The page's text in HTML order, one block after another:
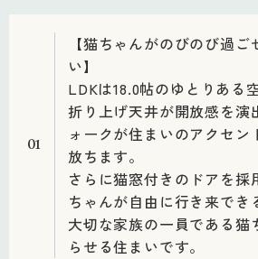
01
【猫ちゃんがのびのび過
い】
LDKは18.0帖のゆとりある空
折り上げ天井が開放感を演
ォークが住まいのアクセン
放ちます。
さらに猫窓付きのドアを採
ちゃんが自由に行き来でき
大切な家族の一員である猫
らせる住まいです。